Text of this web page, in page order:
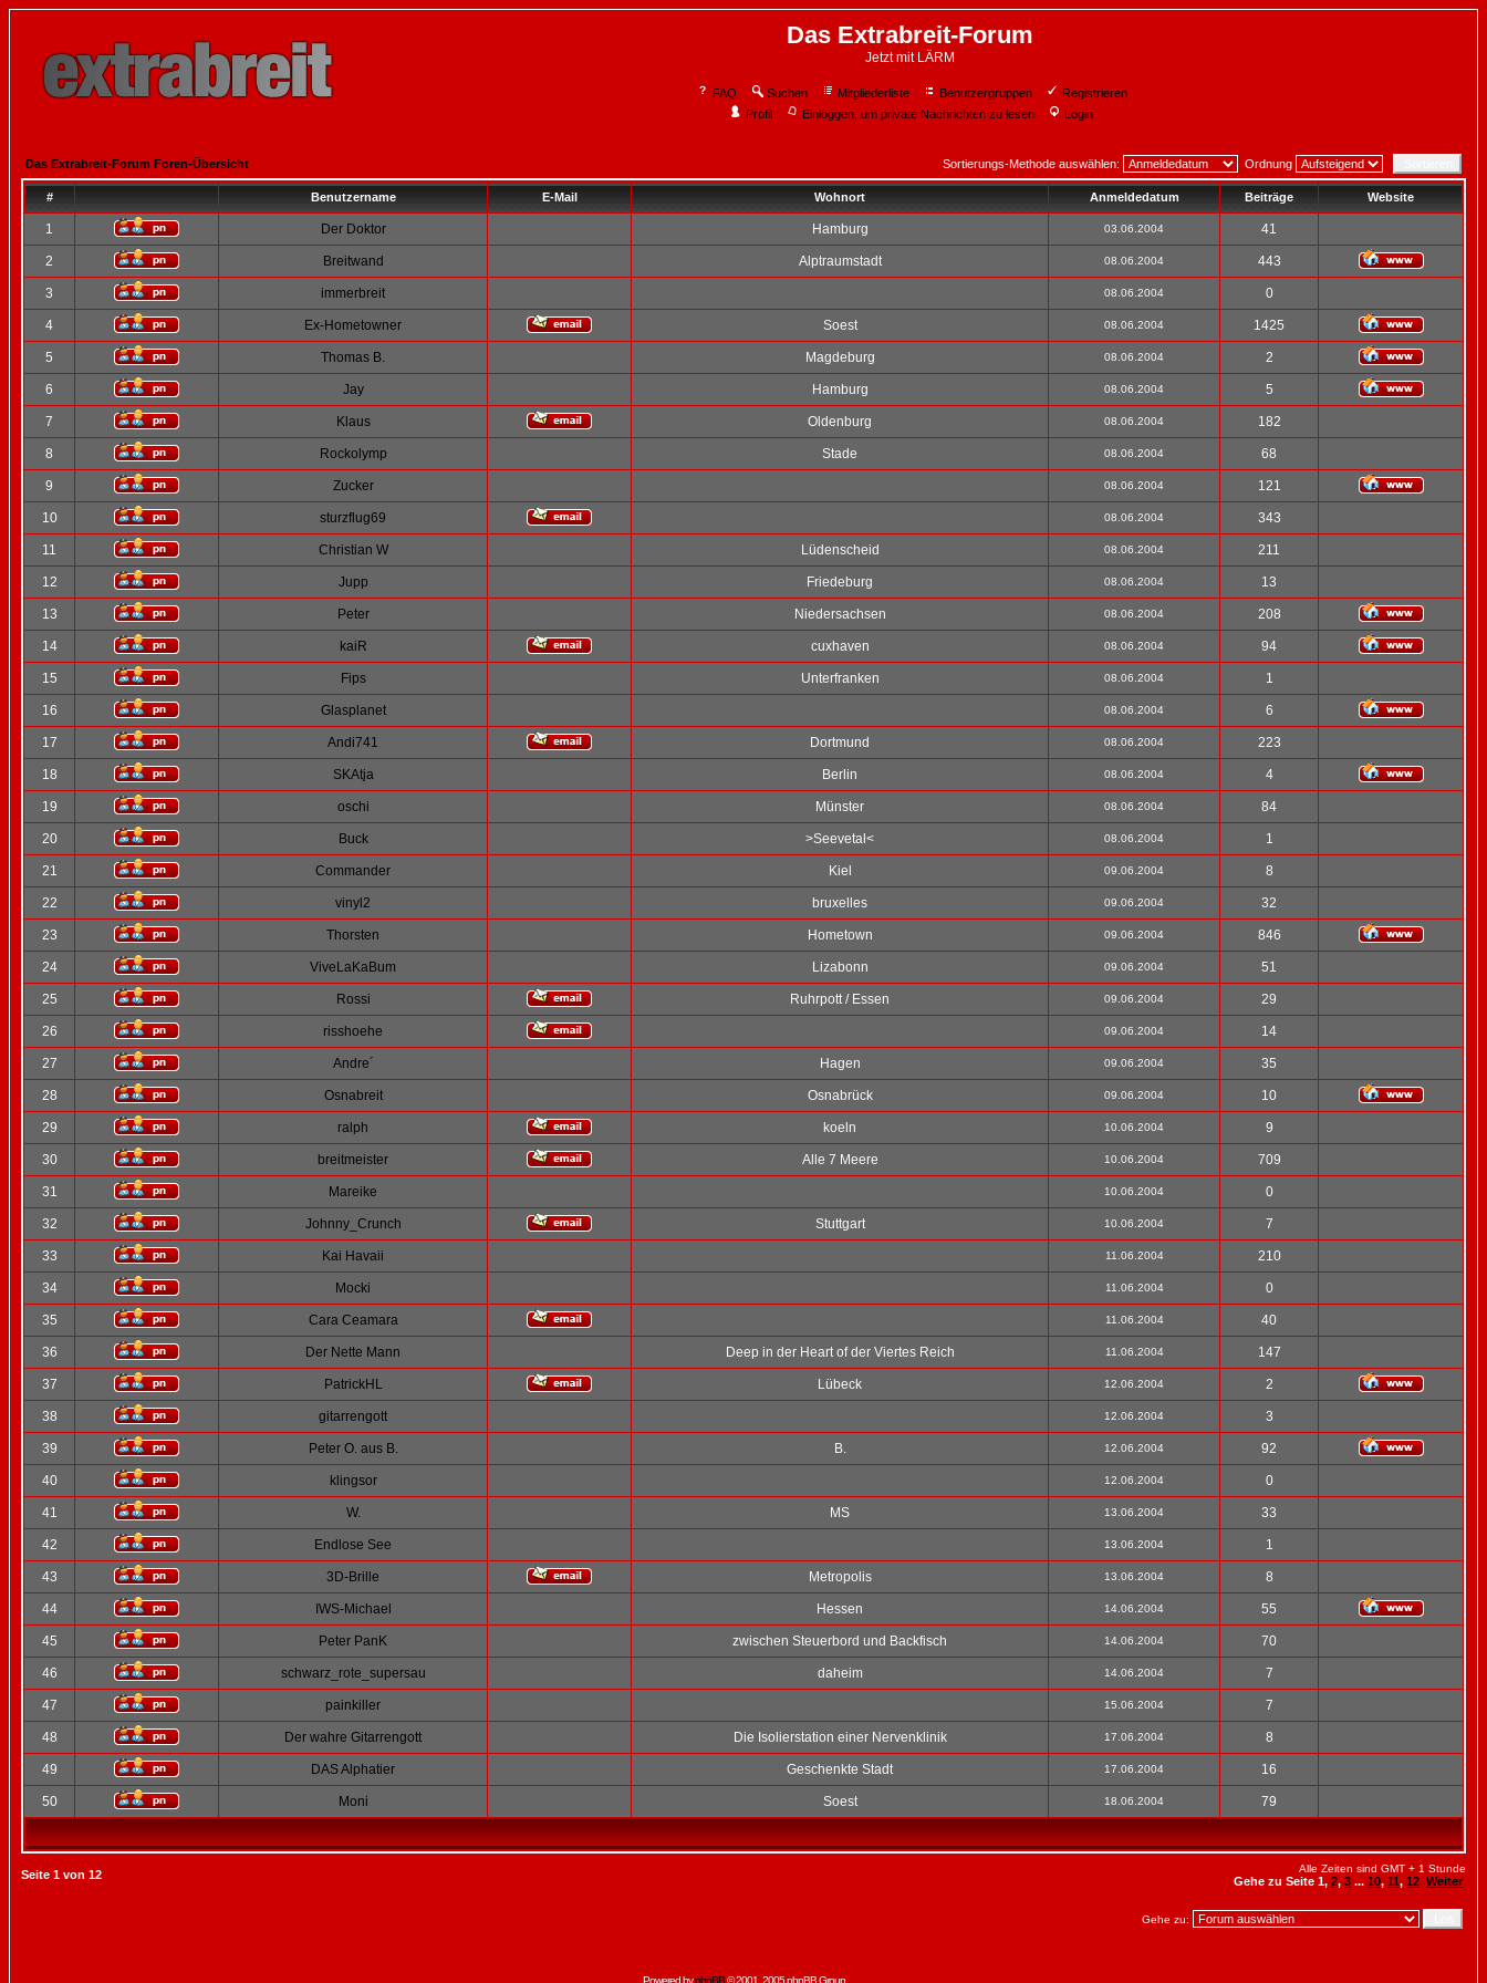
Das Extrabreit-Forum
Jetzt mit LÄRM
FAQ Suchen Mitgliederliste Benutzergruppen
Registrieren
Profil
Einloggen, um private Nachrichten zu lesen Login
Das Extrabreit-Forum Foren-Übersicht Sortierungs-Methode auswählen: Ordnung
# Benutzername E-Mail Wohnort Anmeldedatum Beiträge Website
1 Der Doktor Hamburg 03.06.2004 41
2 Breitwand Alptraumstadt 08.06.2004 443
3 immerbreit 08.06.2004 0
4 Ex-Hometowner Soest 08.06.2004 1425
5 Thomas B. Magdeburg 08.06.2004 2
6 Jay Hamburg 08.06.2004 5
7 Klaus Oldenburg 08.06.2004 182
8 Rockolymp Stade 08.06.2004 68
9 Zucker 08.06.2004 121
10 sturzflug69 08.06.2004 343
11 Christian W Lüdenscheid 08.06.2004 211
12 Jupp Friedeburg 08.06.2004 13
13 Peter Niedersachsen 08.06.2004 208
14 kaiR cuxhaven 08.06.2004 94
15 Fips Unterfranken 08.06.2004 1
16 Glasplanet 08.06.2004 6
17 Andi741 Dortmund 08.06.2004 223
18 SKAtja Berlin 08.06.2004 4
19 oschi Münster 08.06.2004 84
20 Buck >Seevetal< 08.06.2004 1
21 Commander Kiel 09.06.2004 8
22 vinyl2 bruxelles 09.06.2004 32
23 Thorsten Hometown 09.06.2004 846
24 ViveLaKaBum Lizabonn 09.06.2004 51
25 Rossi Ruhrpott / Essen 09.06.2004 29
26 risshoehe 09.06.2004 14
27 Andre´ Hagen 09.06.2004 35
28 Osnabreit Osnabrück 09.06.2004 10
29 ralph koeln 10.06.2004 9
30 breitmeister Alle 7 Meere 10.06.2004 709
31 Mareike 10.06.2004 0
32 Johnny_Crunch Stuttgart 10.06.2004 7
33 Kai Havaii 11.06.2004 210
34 Mocki 11.06.2004 0
35 Cara Ceamara 11.06.2004 40
36 Der Nette Mann Deep in der Heart of der Viertes Reich 11.06.2004 147
37 PatrickHL Lübeck 12.06.2004 2
38 gitarrengott 12.06.2004 3
39 Peter O. aus B. B. 12.06.2004 92
40 klingsor 12.06.2004 0
41 W. MS 13.06.2004 33
42 Endlose See 13.06.2004 1
43 3D-Brille Metropolis 13.06.2004 8
44 IWS-Michael Hessen 14.06.2004 55
45 Peter PanK zwischen Steuerbord und Backfisch 14.06.2004 70
46 schwarz_rote_supersau daheim 14.06.2004 7
47 painkiller 15.06.2004 7
48 Der wahre Gitarrengott Die Isolierstation einer Nervenklinik 17.06.2004 8
49 DAS Alphatier Geschenkte Stadt 17.06.2004 16
50 Moni Soest 18.06.2004 79
Seite 1 von 12 Alle Zeiten sind GMT + 1 Stunde
Gehe zu Seite 1, 2, 3 ... 10, 11, 12 Weiter
Gehe zu:
Powered byphpBB© 2001, 2005 phpBB Group